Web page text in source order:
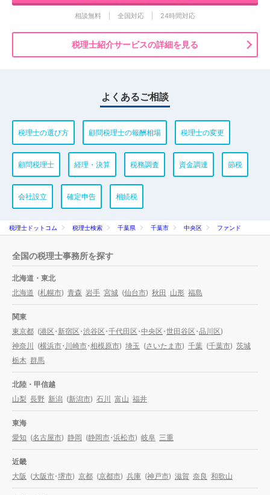
相談無料 全国対応 24時間対応
税理士紹介サービスの詳細を見る
よくあるご相談
税理士の選び方 顧問税理士の報酬相場 税理士の変更
顧問税理士 経理・決算 税務調査 資金調達 節税
会社設立 確定申告 相続税
税理士ドットコム 税理士検索 千葉県 千葉市 中央区 ファンド
全国の税理士事務所を探す
北海道・東北
北海道 (札幌市) 青森 岩手 宮城 (仙台市) 秋田 山形 福島
関東
東京都 (港区・新宿区・渋谷区・千代田区・中央区・世田谷区・品川区)
神奈川
(横浜市・川崎市・相模原市) 埼玉 (さいたま市) 千葉 (千葉市) 茨城
栃木 群馬
北陸・甲信越
山梨 長野 新潟 (新潟市) 石川 富山 福井
東海
愛知 (名古屋市) 静岡 (静岡市・浜松市) 岐阜 三重
近畿
大阪 (大阪市・堺市) 京都 (京都市) 兵庫 (神戸市) 滋賀 奈良 和歌山